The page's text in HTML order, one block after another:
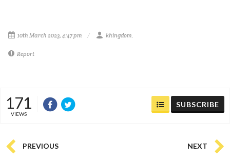
10th March 2023, 4:47 pm khingdom.
Report
171
VIEWS
SUBSCRIBE
PREVIOUS NEXT